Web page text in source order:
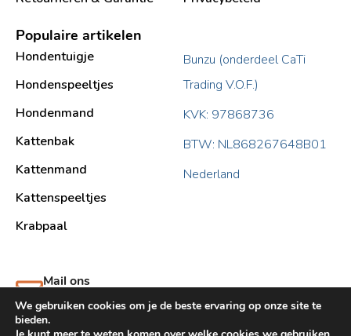
Populaire artikelen
Hondentuigje
Hondenspeeltjes
Hondenmand
Kattenbak
Kattenmand
Kattenspeeltjes
Krabpaal​
Bunzu (onderdeel CaTi
Trading V.O.F.)
KVK: 97868736
BTW: NL868267648B01
Nederland
Mail ons
support@bunzu.nl
We gebruiken cookies om je de beste ervaring op onze site te
bieden.